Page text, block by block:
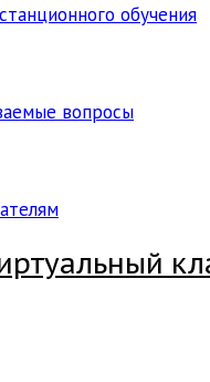
обучения
вопросы